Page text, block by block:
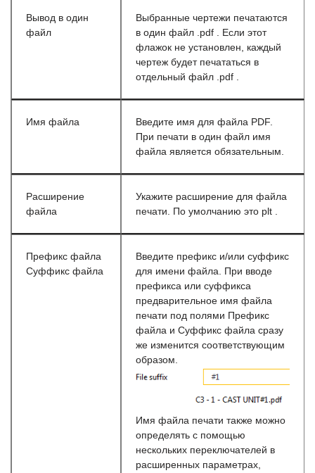
Вывод в один
файл
Выбранные чертежи печатаются
в один файл .pdf . Если этот
флажок не установлен, каждый
чертеж будет печататься в
отдельный файл .pdf .
Имя файла
Введите имя для файла PDF.
При печати в один файл имя
файла является обязательным.
Расширение
файла
Укажите расширение для файла
печати. По умолчанию это plt .
Префикс файла
Суффикс файла
Введите префикс и/или суффикс
для имени файла. При вводе
префикса или суффикса
предварительное имя файла
печати под полями Префикс
файла и Суффикс файла сразу
же изменится соответствующим
образом.
Имя файла печати также можно
определять с помощью
нескольких переключателей в
расширенных параметрах,